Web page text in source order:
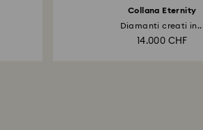
Collana Eternity
Diamanti creati
14.000 CHF